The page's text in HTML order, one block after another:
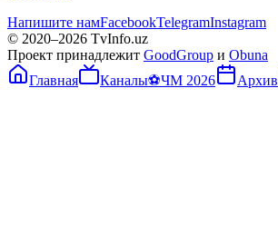
Напишите намFacebookTelegramInstagram
© 2020–2026 TvInfo.uz
Проект принадлежит GoodGroup и Obuna
Главная
Каналы⚽ЧМ 2026 Архив